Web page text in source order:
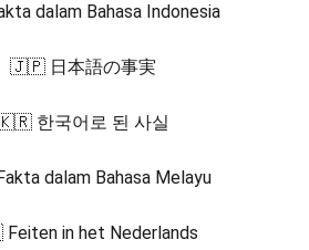
dalam Bahasa Indonesia
🇯🇵 日本語の事実
한국어로 된 사실
dalam Bahasa Melayu
in het Nederlands